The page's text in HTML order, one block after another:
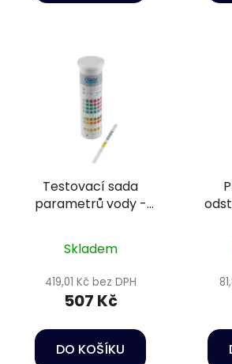
Testovací sada
parametrů vody -
Skladem
419,01 Kč bez DPH
507 Kč
DO KOŠÍKU